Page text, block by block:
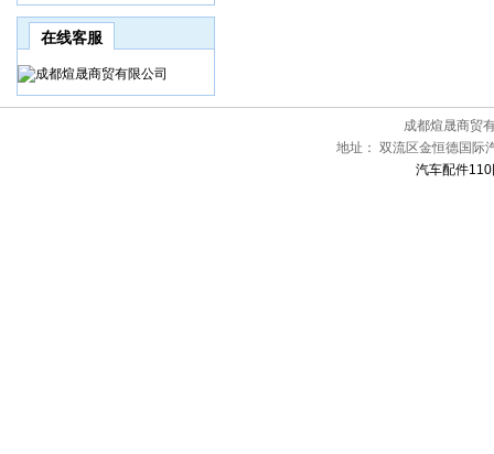
在线客服
成都煊晟商贸
地址： 双流区金恒德国际
汽车配件